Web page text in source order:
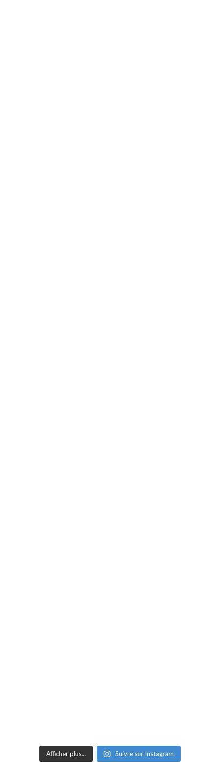
Afficher plus... Suivre sur Instagram